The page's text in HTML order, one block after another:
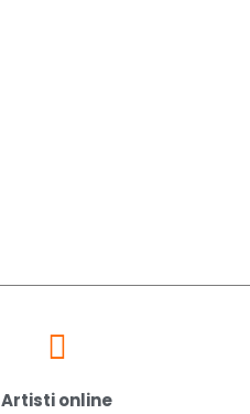
Artisti online